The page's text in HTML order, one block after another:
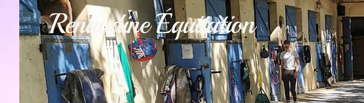
Passer
contenu
Renaudine Équitation